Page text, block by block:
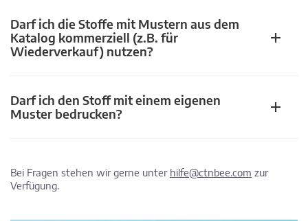
Darf ich die Stoffe mit Mustern aus dem
Katalog kommerziell (z.B. für
Wiederverkauf) nutzen?
Darf ich den Stoff mit einem eigenen
Muster bedrucken?
Bei Fragen stehen wir gerne unter hilfe@ctnbee.com zur
Verfügung.